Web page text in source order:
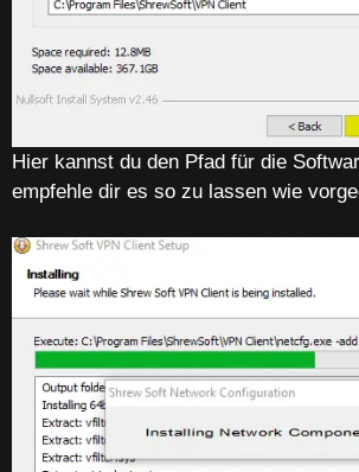
Hier kannst du den Pfad für die
empfehle dir es so zu lassen wie